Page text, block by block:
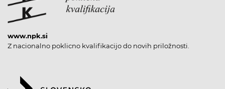
www.npk.si
Z nacionalno poklicno kvalifikacijo do novih priložnosti.